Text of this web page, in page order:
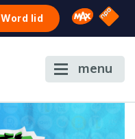
Word lid Omroep
NPO
menu